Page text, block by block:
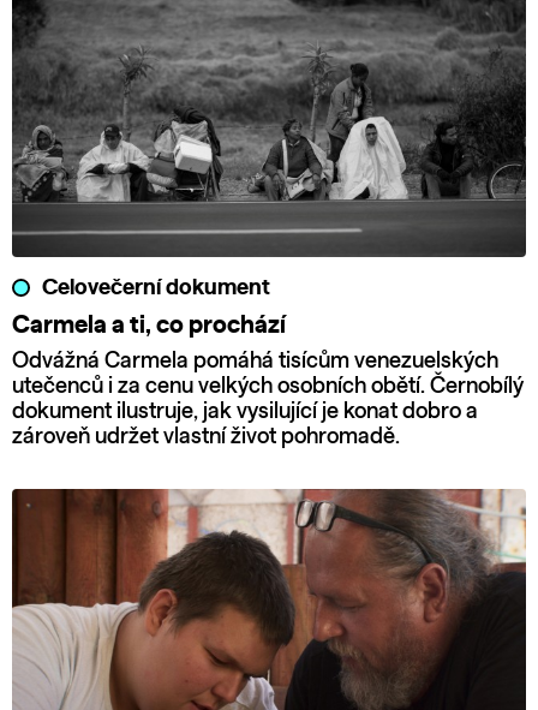
Celovečerní dokument
Carmela a ti, co prochází
Odvážná Carmela pomáhá tisícům venezuelských
utečenců i za cenu velkých osobních obětí. Černobílý
dokument ilustruje, jak vysilující je konat dobro a
zároveň udržet vlastní život pohromadě.